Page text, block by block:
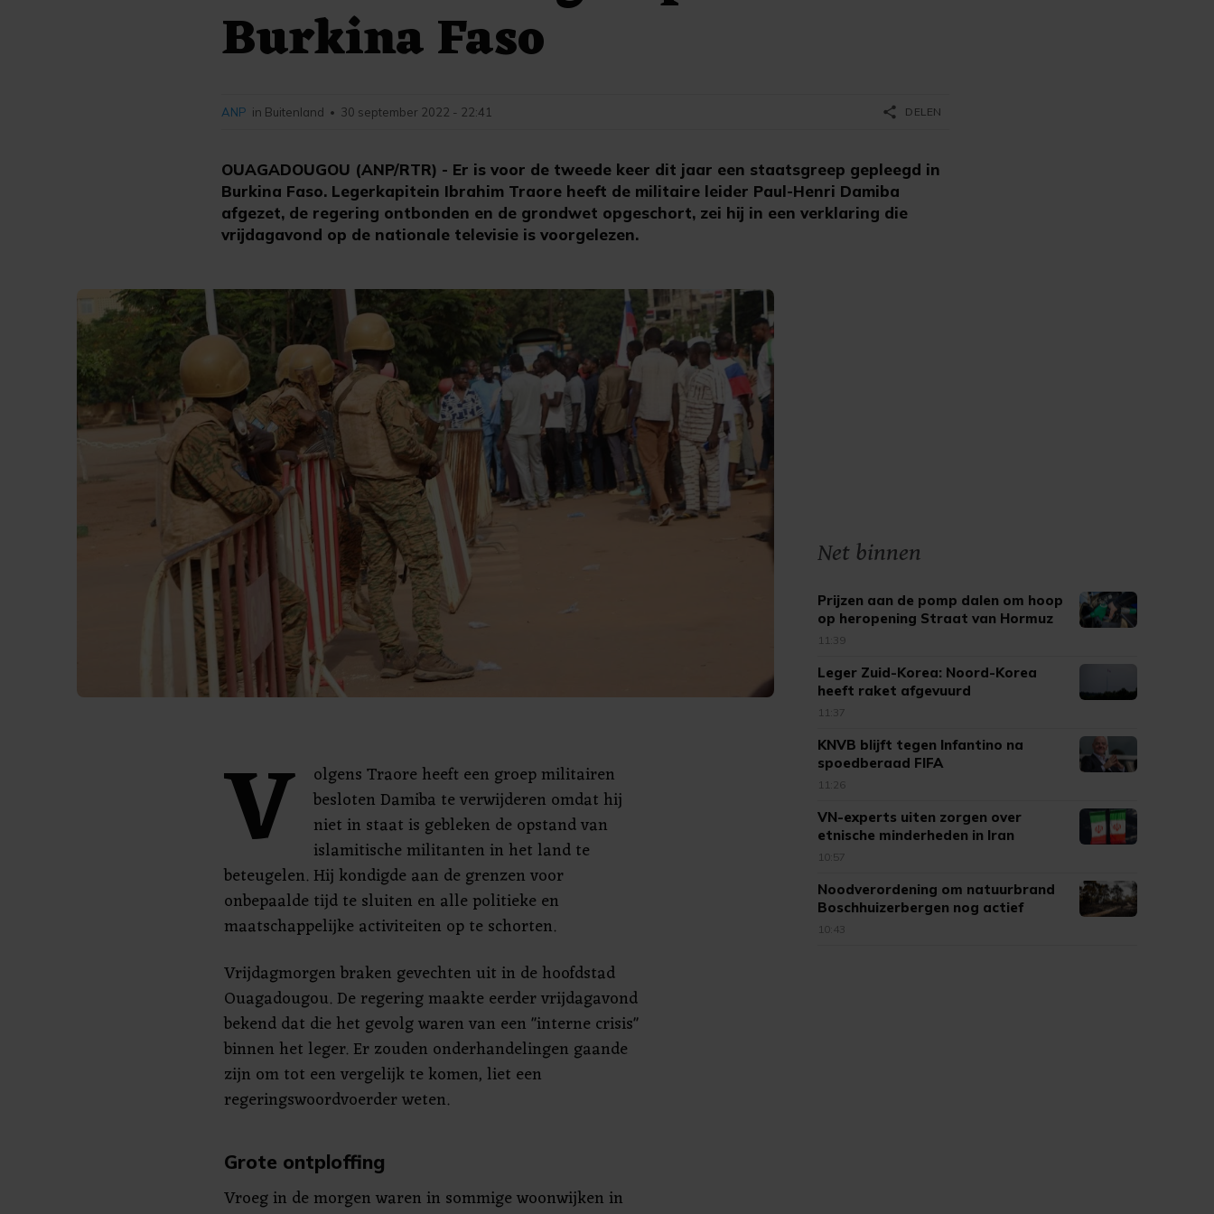
Burkina Faso
OUAGADOUGOU (ANP/RTR) - Er is voor de tweede keer dit jaar een staatsgreep gepleegd in
Burkina Faso. Legerkapitein Ibrahim Traore heeft de militaire leider Paul-Henri Damiba
afgezet, de regering ontbonden en de grondwet opgeschort, zei hij in een verklaring die
vrijdagavond op de nationale televisie is voorgelezen.
ANP in Buitenland • 30 september 2022 - 22:41 share DELEN
V
olgens Traore heeft een groep militairen
besloten Damiba te verwijderen omdat hij
niet in staat is gebleken de opstand van
islamitische militanten in het land te
beteugelen. Hij kondigde aan de grenzen voor
onbepaalde tijd te sluiten en alle politieke en
maatschappelijke activiteiten op te schorten.
Vrijdagmorgen braken gevechten uit in de hoofdstad
Ouagadougou. De regering maakte eerder vrijdagavond
bekend dat die het gevolg waren van een "interne crisis"
binnen het leger. Er zouden onderhandelingen gaande
zijn om tot een vergelijk te komen, liet een
regeringswoordvoerder weten.
Grote ontploffing
Vroeg in de morgen waren in sommige woonwijken in
Net binnen
Prijzen aan de pomp dalen om hoop
op heropening Straat van Hormuz
11:39
Leger Zuid-Korea: Noord-Korea
heeft raket afgevuurd
11:37
KNVB blijft tegen Infantino na
spoedberaad FIFA
11:26
VN-experts uiten zorgen over
etnische minderheden in Iran
10:57
Noodverordening om natuurbrand
Boschhuizerbergen nog actief
10:43